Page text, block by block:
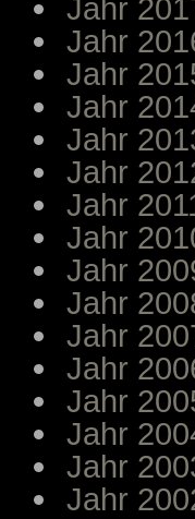
Jahr
Jahr
Jahr
Jahr
Jahr
Jahr
Jahr
Jahr
Jahr
Jahr
Jahr
Jahr
Jahr
Jahr
Jahr
Jahr